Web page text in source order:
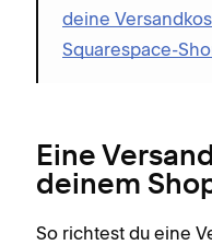
deine
Squarespace-
Eine
deinem
So richtest du eine